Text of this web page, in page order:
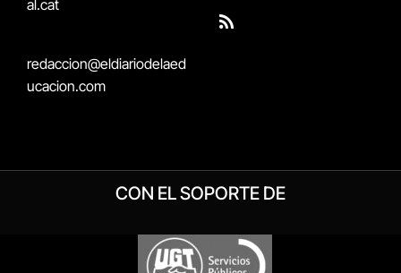
al.cat
redaccion@eldiariodelaed
ucacion.com
(Twitter)
RSS
CON EL SOPORTE DE